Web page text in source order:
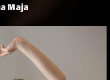
Maja